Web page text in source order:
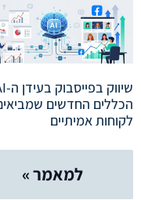
הכללים החדשים
לקוחות אמיתיים
למאמר »